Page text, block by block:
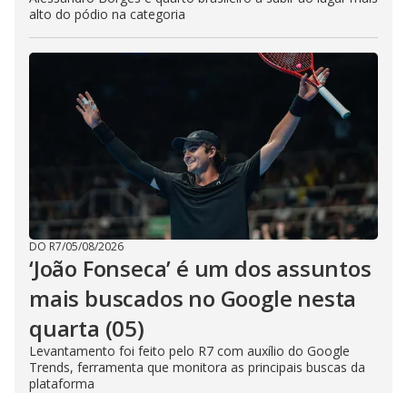
alto do pódio na categoria
DO R7/05/08/2026
‘João Fonseca’ é um dos assuntos
mais buscados no Google nesta
quarta (05)
Levantamento foi feito pelo R7 com auxílio do Google
Trends, ferramenta que monitora as principais buscas da
plataforma